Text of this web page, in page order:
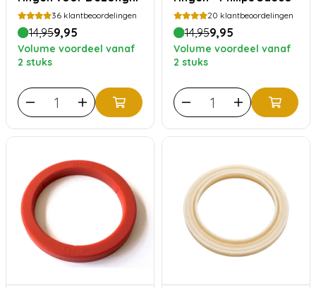
36 klantbeoordelingen
14,959,95
Volume voordeel vanaf
2 stuks
20 klantbeoordelingen
14,959,95
Volume voordeel vanaf
2 stuks